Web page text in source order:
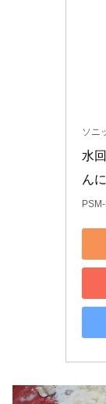
ソニ
水
ん